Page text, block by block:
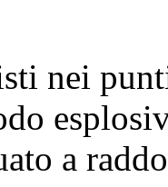
nei
a